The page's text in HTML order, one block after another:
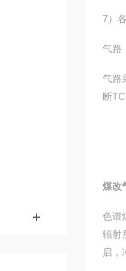
7）
气路
气路
断
煤改
色谱
辐射
启，